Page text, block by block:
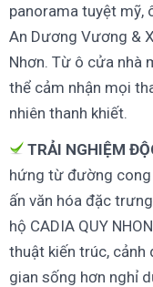
panorama tuyệt mỹ,
An Dương Vương &
Nhơn. Từ ô cửa nhà
thể cảm nhận mọi
nhiên thanh khiết.
TRẢI NGHIỆM
hứng từ đường
ấn văn hóa đặc
hộ CADIA QUY
thuật kiến trúc, cảnh
gian sống hơn nghỉ